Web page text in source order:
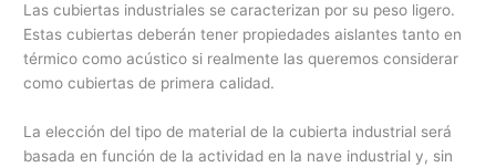
Las cubiertas industriales se caracterizan por su peso ligero.
Estas cubiertas deberán tener propiedades aislantes tanto en
térmico como acústico si realmente las queremos considerar
como cubiertas de primera calidad.
La elección del tipo de material de la cubierta industrial será
basada en función de la actividad en la nave industrial y, sin